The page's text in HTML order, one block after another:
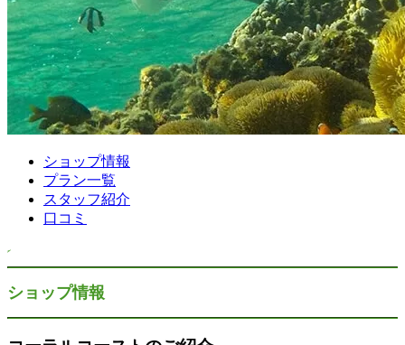
ショップ情報
プラン一覧
スタッフ紹介
口コミ
ショップ情報